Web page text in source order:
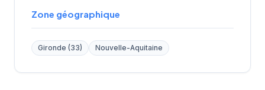
Zone géographique
Gironde (33) Nouvelle-Aquitaine